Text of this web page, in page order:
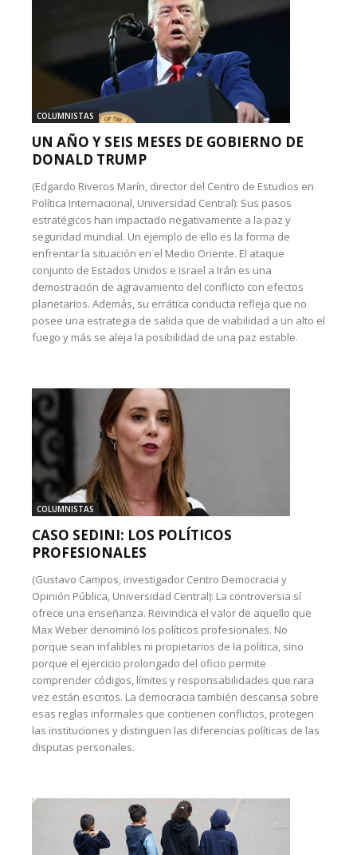
COLUMNISTAS
UN AÑO Y SEIS MESES DE GOBIERNO DE
DONALD TRUMP
(Edgardo Riveros Marín, director del Centro de Estudios en
Política Internacional, Universidad Central): Sus pasos
estratégicos han impactado negativamente a la paz y
seguridad mundial. Un ejemplo de ello es la forma de
enfrentar la situación en el Medio Oriente. El ataque
conjunto de Estados Unidos e Israel a Irán es una
demostración de agravamiento del conflicto con efectos
planetarios. Además, su errática conducta refleja que no
posee una estrategia de salida que de viabilidad a un alto el
fuego y más se aleja la posibilidad de una paz estable.
COLUMNISTAS
CASO SEDINI: LOS POLÍTICOS
PROFESIONALES
(Gustavo Campos, investigador Centro Democracia y
Opinión Pública, Universidad Central): La controversia sí
ofrece una enseñanza. Reivindica el valor de aquello que
Max Weber denominó los políticos profesionales. No
porque sean infalibles ni propietarios de la política, sino
porque el ejercicio prolongado del oficio permite
comprender códigos, límites y responsabilidades que rara
vez están escritos. La democracia también descansa sobre
esas reglas informales que contienen conflictos, protegen
las instituciones y distinguen las diferencias políticas de las
disputas personales.